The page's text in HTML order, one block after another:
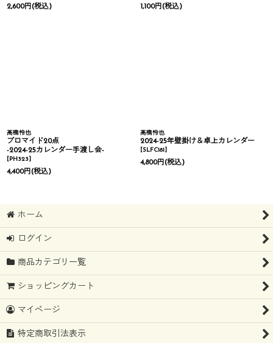
2,600円(税込) 1,100円(税込)
高橋怜也
ブロマイド20点
-2024-25カレンダー手渡し会-
[PH323]
4,400円(税込)
高橋怜也
2024-25年壁掛け＆卓上カレンダー
[SLFC181]
4,800円(税込)
ホーム
ログイン
商品カテゴリ一覧
ショッピングカート
マイページ
特定商取引法表示